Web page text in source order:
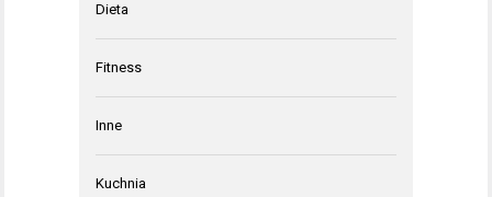
Dieta
Fitness
Inne
Kuchnia